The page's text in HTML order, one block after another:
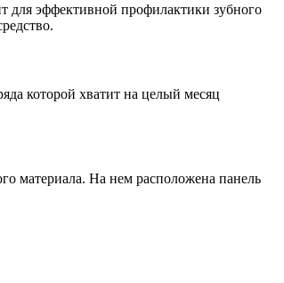
для эффективной профилактики зубного
которой хватит на целый месяц
материала. На нем расположена панель